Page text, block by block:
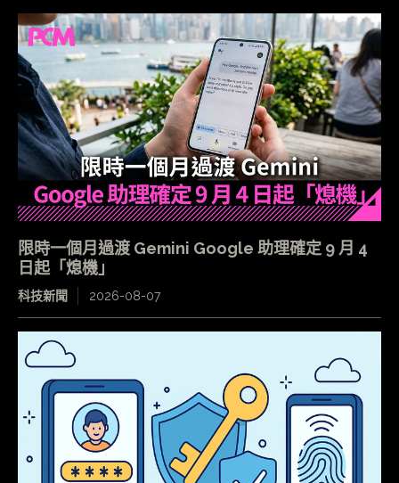
限時一個月過渡 Gemini Google 助理確定 9 月 4
日起「熄機」
科技新聞 2026-08-07